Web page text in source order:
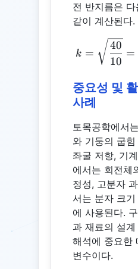
전 반지름은 다
같이 계산된다.
k =
k =
10
40
=
중요성 및
사례
토목공학에서
와 기둥의 굽힘
좌굴 저항, 기
에서는 회전체
정성, 고분자
서는 분자 크
에 사용된다.
과 재료의 설계
해석에 중요한
변수이다.